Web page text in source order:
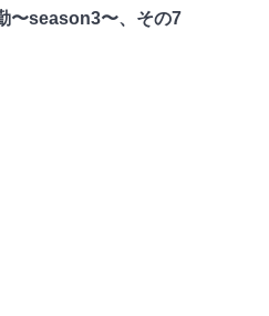
〜season3〜、その7